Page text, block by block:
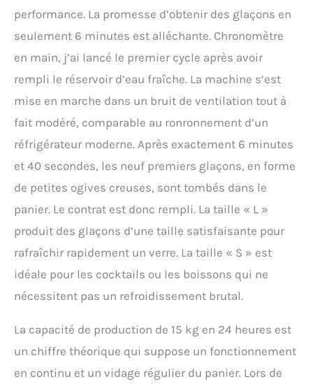
performance. La promesse d’obtenir des glaçons en
seulement 6 minutes est alléchante. Chronomètre
en main, j’ai lancé le premier cycle après avoir
rempli le réservoir d’eau fraîche. La machine s’est
mise en marche dans un bruit de ventilation tout à
fait modéré, comparable au ronronnement d’un
réfrigérateur moderne. Après exactement 6 minutes
et 40 secondes, les neuf premiers glaçons, en forme
de petites ogives creuses, sont tombés dans le
panier. Le contrat est donc rempli. La taille « L »
produit des glaçons d’une taille satisfaisante pour
rafraîchir rapidement un verre. La taille « S » est
idéale pour les cocktails ou les boissons qui ne
nécessitent pas un refroidissement brutal.
La capacité de production de 15 kg en 24 heures est
un chiffre théorique qui suppose un fonctionnement
en continu et un vidage régulier du panier. Lors de